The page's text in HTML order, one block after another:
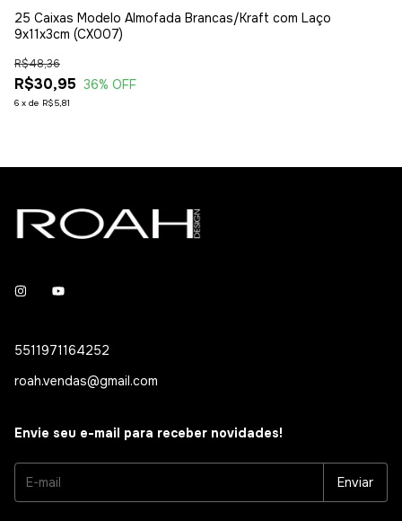
25 Caixas Modelo Almofada Brancas/Kraft com Laço
9x11x3cm (CX007)
R$30,95
R$48,36
36% OFF
6 x de R$5,81
5511971164252
roah.vendas@gmail.com
Envie seu e-mail para receber novidades!